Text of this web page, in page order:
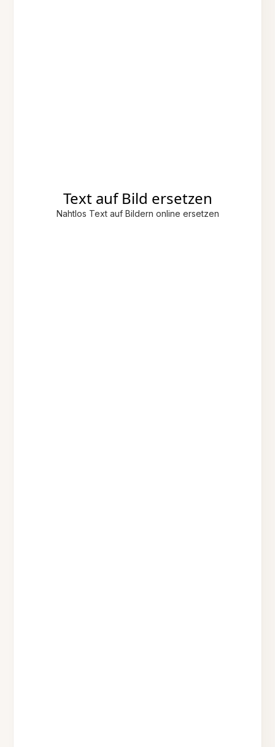
Text auf Bild ersetzen
Nahtlos Text auf Bildern online ersetzen